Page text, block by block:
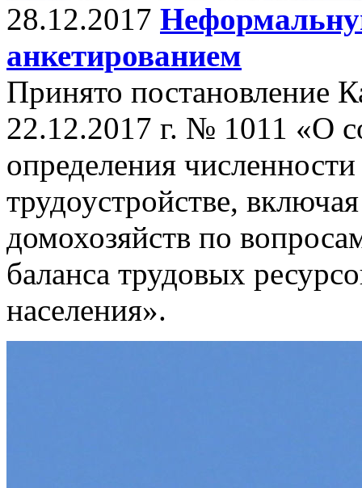
28.12.2017
анкетированием
Принято постановление
22.12.2017 г. № 1011 «О
определения
трудоустройстве,
домохозяйств по
баланса трудовых
населения».